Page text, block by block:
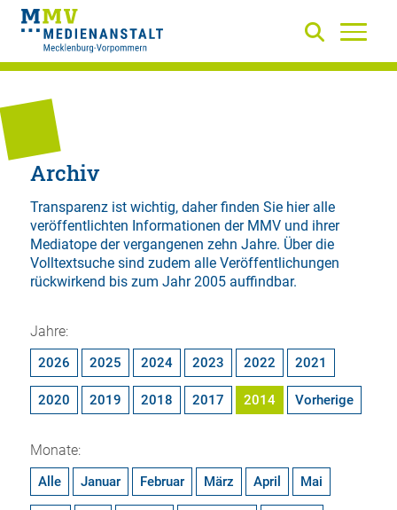
Archiv
Transparenz ist wichtig, daher finden Sie hier alle
veröffentlichten Informationen der MMV und ihrer
Mediatope der vergangenen zehn Jahre. Über die
Volltextsuchesind zudem alle Veröffentlichungen
rückwirkend bis zum Jahr 2005 auffindbar.
Jahre:
2026 2025 2024 2023 2022 2021
2020 2019 2018 2017 2014 Vorherige
Monate:
Alle Januar Februar März April Mai